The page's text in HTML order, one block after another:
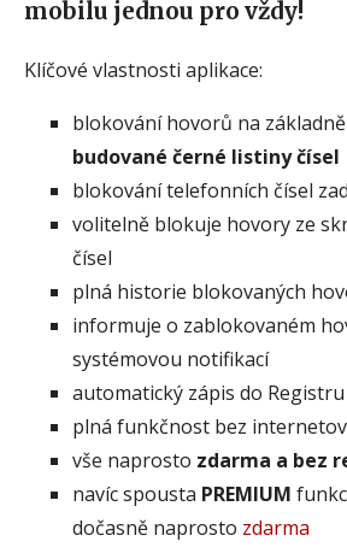
mobilu jednou pro vždy!
Klíčové vlastnosti aplikace:
blokování hovorů na základně
budované černé listiny čísel
blokování telefonních čísel
volitelně blokuje hovory ze
čísel
plná historie blokovaných
informuje o zablokovaném
systémovou notifikací
automatický zápis do
plná funkčnost bez
vše naprosto zdarma a bez
navíc spousta PREMIUM
dočasně naprosto zdarma